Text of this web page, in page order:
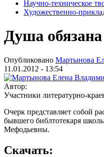
Научно-техническое
Художественно-
Душа
Опубликовано Мартынова
11.01.2012 - 13:54
Автор:
Участники литературно-
Очерк представляет собой
бывшего библтотекаря
Мефодьевны.
Скачать: